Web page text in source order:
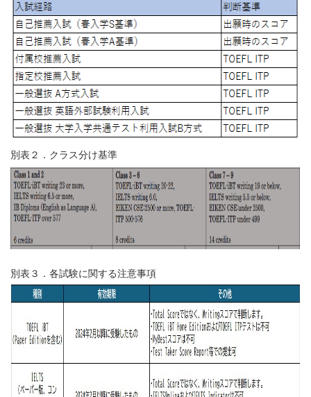
別表２．クラス分け基準
別表３．各試験に関する注意事項